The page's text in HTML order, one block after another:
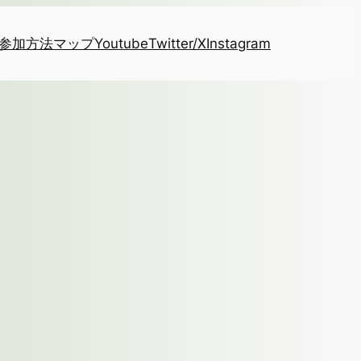
加方法マップYoutubeTwitter/XInstagram